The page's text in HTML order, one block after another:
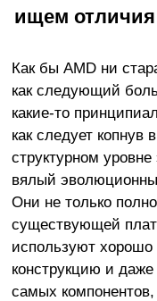
ищем отличия
Как бы AMD ни
как следующий
какие-то
как следует копнув
структурном
вялый
Они не только
существующей
используют
конструкцию и
самых